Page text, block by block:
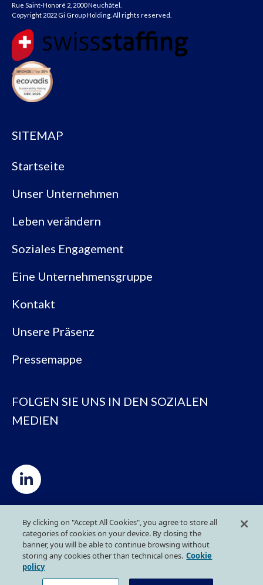
Rue Saint-Honoré 2, 2000 Neuchâtel.
Copyright 2022 Gi Group Holding. All rights reserved.
SITEMAP
Startseite
Unser Unternehmen
Leben verändern
Soziales Engagement
Eine Unternehmensgruppe
Kontakt
Unsere Präsenz
Pressemappe
FOLGEN SIE UNS IN DEN SOZIALEN
MEDIEN
Privacy Policy
Cookie-Politik
By clicking on "Accept All Cookies", you agree to store all
categories of cookies on your device. By closing the
banner, you will be able to continue browsing without
storing any cookies other than technical ones. Cookie
policy